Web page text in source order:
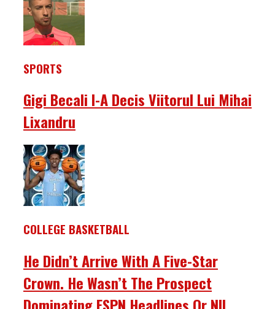
SPORTS
Gigi Becali I-A Decis Viitorul Lui Mihai
Lixandru
COLLEGE BASKETBALL
He Didn’t Arrive With A Five-Star
Crown. He Wasn’t The Prospect